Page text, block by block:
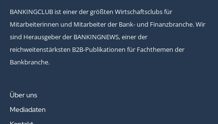
BANKINGCLUB ist einer der größten Wirtschaftsclubs für
Mitarbeiterinnen und Mitarbeiter der Bank- und Finanzbranche. Wir
sind Herausgeber der BANKINGNEWS, einer der
reichweitenstärksten B2B-Publikationen für Fachthemen der
Bankbranche.
Über uns
Mediadaten